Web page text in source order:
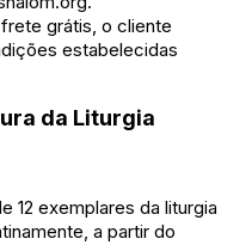
grátis, o cliente
estabelecidas
da Liturgia
12 exemplares da liturgia
a partir do